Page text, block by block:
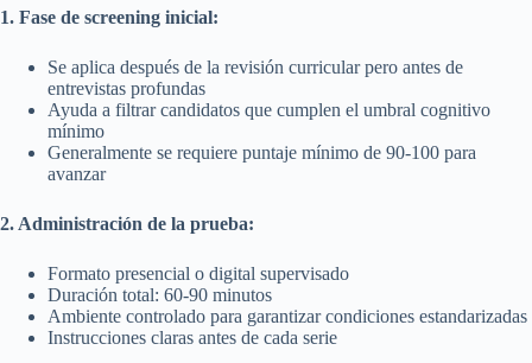
1. Fase de screening inicial:
Se aplica después de la revisión curricular pero antes de
entrevistas profundas
Ayuda a filtrar candidatos que cumplen el umbral cognitivo
mínimo
Generalmente se requiere puntaje mínimo de 90-100 para
avanzar
2. Administración de la prueba:
Formato presencial o digital supervisado
Duración total: 60-90 minutos
Ambiente controlado para garantizar condiciones estandarizadas
Instrucciones claras antes de cada serie